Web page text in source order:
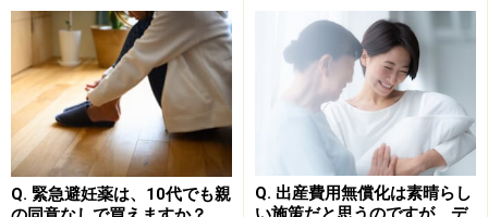
疲労感、不眠
不安、緊張、パニック
Q. 緊急避妊薬は、10代でも親
Q. 出産費用無償化は素晴らし